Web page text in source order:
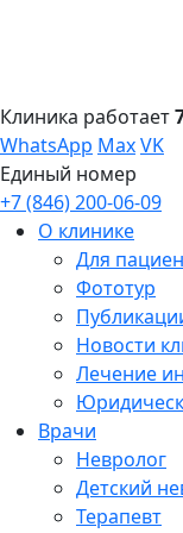
Клиника работает
WhatsApp MaxVK
Единый номер
+7 (846) 200-06-09
О клинике
Для
Фототур
Новости
Лечение
Врачи
Невролог
Детский
Терапевт